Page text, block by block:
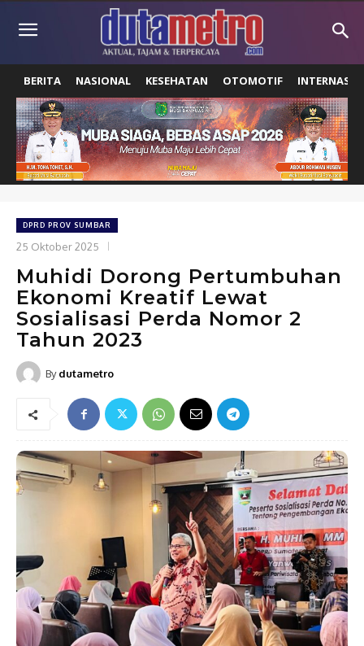
BERITA NASIONAL KESEHATAN OTOMOTIF
DPRD PROV SUMBAR
25 Oktober 2025
Muhidi Dorong Pertumbuhan
Ekonomi Kreatif Lewat
Sosialisasi Perda Nomor 2
Tahun 2023
By dutametro